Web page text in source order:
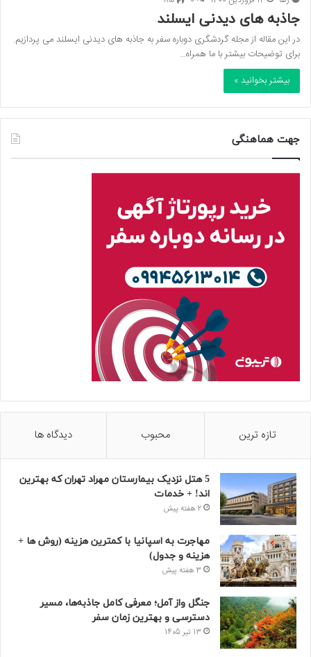
جاذبه های دیدنی ایسلند
در این مقاله از مجله گردشگری دوباره سفر به جاذبه های دیدنی ایسلند می پردازیم.
برای توضیحات بیشتر با ما همراه…
بیشتر بخوانید »
جهت هماهنگی
تازه ترین محبوب دیدگاه ها
5 هتل نزدیک بیمارستان مهراد تهران که بهترین‌
اند! + خدمات
2 هفته پیش
مهاجرت به اسپانیا با کمترین هزینه (روش ها +
هزینه و جدول)
3 هفته پیش
جنگل واز آمل؛ معرفی کامل جاذبه‌ها، مسیر
دسترسی و بهترین زمان سفر
13 تیر 1405